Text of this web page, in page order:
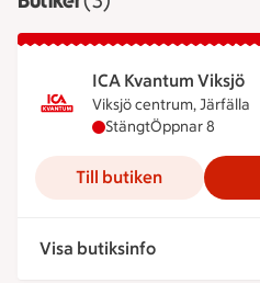
ICA Kvantum Viksjö
Viksjö centrum, Järfälla
ICA Kvantum Viksjö
StängtÖppnar 8
Till butiken
Visa butiksinfo